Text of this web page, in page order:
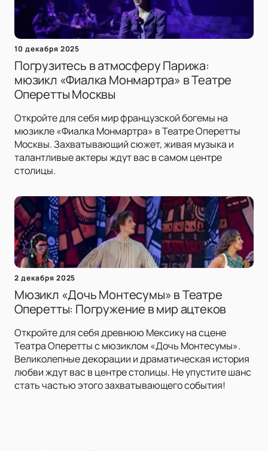
10 декабря 2025
Погрузитесь в атмосферу Парижа:
мюзикл «Фиалка Монмартра» в Театре
Оперетты Москвы
Откройте для себя мир французской богемы на
мюзикле «Фиалка Монмартра» в Театре Оперетты
Москвы. Захватывающий сюжет, живая музыка и
талантливые актеры ждут вас в самом центре
столицы.
2 декабря 2025
Мюзикл «Дочь Монтесумы» в Театре
Оперетты: Погружение в мир ацтеков
Откройте для себя древнюю Мексику на сцене
Театра Оперетты с мюзиклом «Дочь Монтесумы».
Великолепные декорации и драматическая история
любви ждут вас в центре столицы. Не упустите шанс
стать частью этого захватывающего события!